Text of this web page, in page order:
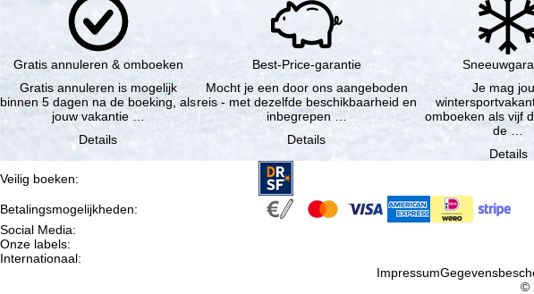
Gratis annuleren & omboeken
Gratis annuleren is mogelijk
binnen 5 dagen na de boeking, als
jouw vakantie …
Details
Best-Price-garantie
Mocht je een door ons aangeboden
reis - met dezelfde beschikbaarheid en
inbegrepen …
Details
Je mag
omboeken als vijf
de …
Details
Veilig boeken:
Betalingsmogelijkheden:
Social Media:
Onze labels:
Internationaal:
Impressum
©